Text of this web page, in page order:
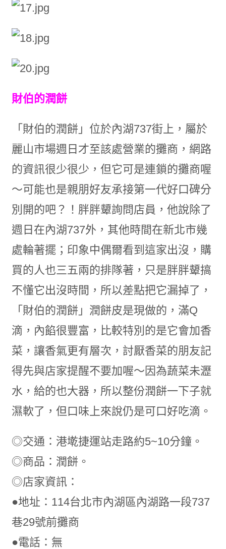
財伯的潤餅
「財伯的潤餅」位於內湖737街上，屬於
麗山市場週日才至該處營業的攤商，網路
的資訊很少很少，但它可是連鎖的攤商喔
～可能也是親朋好友承接第一代好口碑分
別開的吧？！胖胖顰詢問店員，他說除了
週日在內湖737外，其他時間在新北市幾
處輪著擺；印象中偶爾看到這家出沒，購
買的人也三五兩的排隊著，只是胖胖顰搞
不懂它出沒時間，所以差點把它漏掉了，
「財伯的潤餅」潤餅皮是現做的，滿Q
滴，內餡很豐富，比較特別的是它會加香
菜，讓香氣更有層次，討厭香菜的朋友記
得先與店家提醒不要加喔～因為蔬菜未瀝
水，給的也大器，所以整份潤餅一下子就
濕軟了，但口味上來說仍是可口好吃滴。
◎交通：港墘捷運站走路約5~10分鐘。
◎商品：潤餅。
◎店家資訊：
●地址：114台北市內湖區內湖路一段737
巷29號前攤商
●電話：無